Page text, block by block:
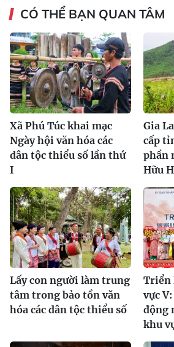
CÓ THỂ BẠN QUAN TÂM
Xã Phú Túc khai mạc
Ngày hội văn hóa các
dân tộc thiểu số lần thứ
I
Gia
cấp
phần
Hữu
Lấy con người làm trung
tâm trong bảo tồn văn
hóa các dân tộc thiểu số
Triển
vực
động
khu